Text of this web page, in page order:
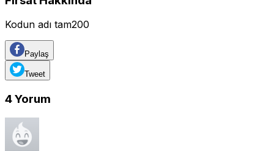
Kodun adı tam200
Paylaş
Tweet
4Yorum